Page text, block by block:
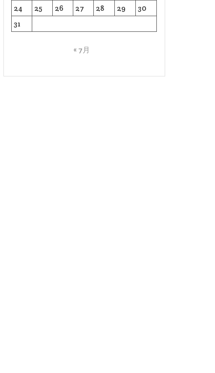
24
25 26 27 28 29
30
31
« 7月